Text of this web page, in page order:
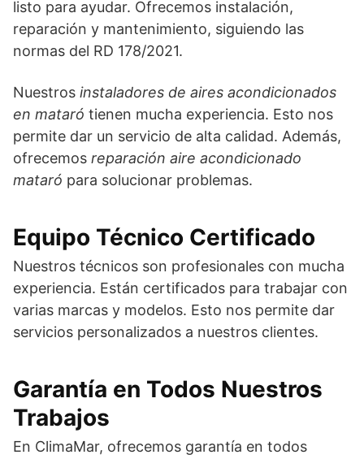
listo para ayudar. Ofrecemos instalación,
reparación y mantenimiento, siguiendo las
normas del RD 178/2021.
Nuestros instaladores de aires acondicionados
en mataró tienen mucha experiencia. Esto nos
permite dar un servicio de alta calidad. Además,
ofrecemos reparación aire acondicionado
mataró para solucionar problemas.
Equipo Técnico Certificado
Nuestros técnicos son profesionales con mucha
experiencia. Están certificados para trabajar con
varias marcas y modelos. Esto nos permite dar
servicios personalizados a nuestros clientes.
Garantía en Todos Nuestros
Trabajos
En ClimaMar, ofrecemos garantía en todos